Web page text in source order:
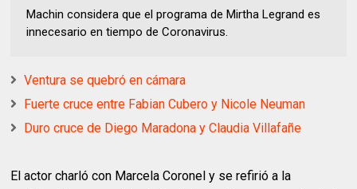
Machin considera que el programa de Mirtha Legrand es
innecesario en tiempo de Coronavirus.
Ventura se quebró en cámara
Fuerte cruce entre Fabian Cubero y Nicole Neuman
Duro cruce de Diego Maradona y Claudia Villafañe
El actor charló con Marcela Coronel y se refirió a la